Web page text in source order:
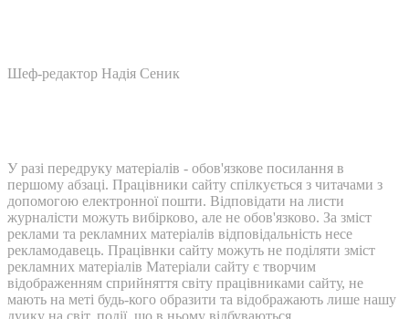
Шеф-редактор Надія Сеник
У разі передруку матеріалів - обов'язкове посилання в
першому абзаці. Працівники сайту спілкується з читачами з
допомогою електронної пошти. Відповідати на листи
журналісти можуть вибірково, але не обов'язково. За зміст
реклами та рекламних матеріалів відповідальність несе
рекламодавець. Працівнки сайту можуть не поділяти зміст
рекламних матеріалів Матеріали сайту є творчим
відображенням сприйняття світу працівниками сайту, не
мають на меті будь-кого образити та відображають лише нашу
дуику на світ, події, що в ньому відбуваються.